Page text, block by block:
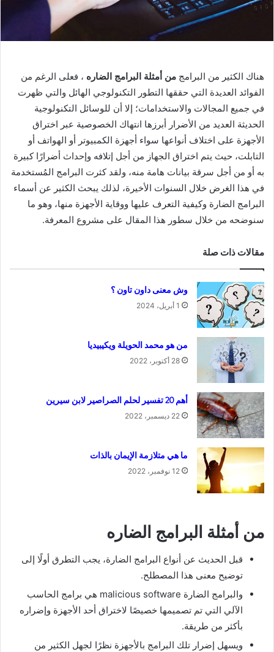
هناك الكثير من البرامج من أمثلة البرامج الضاره ، فعلى الرغم من
الفوائد العديدة التي حققها التطور التكنولوجي الهائل والتي ظهرت
في جميع المجالات والاستخدامات؛ إلا أن للوسائل التكنولوجية
الحديثة العديد من الأضرار أبرزها انتهاك الخصوصية عبر اختراق
الأجهزة على اختلاف أنواعها سواء أجهزة الكمبيوتر أو الهواتف أو
التابلت، حيث يتم اختراق الجهاز من أجل إتلافه وإحداث أضرارًا كبيرة
به أو من أجل سرقة بيانات هامة منه، ولقد كثرت البرامج المُستخدمة
في هذا الغرض خلال السنوات الأخيرة، لذلك يبحث الكثير عن أسماء
البرامج الضارة وكيفية التعرف عليها ووقاية الأجهزة منها، وهو ما
سنوضحه من خلال سطور هذا المقال على مشروع المعرفة.
مقالات ذات صلة
وش معنى داون تاون ؟
1 أبريل، 2024
من هو محمد الحويلة ويكيبيديا
28 أكتوبر، 2022
أهم 20 تفسير لحلم الصراصير لابن سيرين
22 ديسمبر، 2022
ما هي متلازمة الإيمان بالذات
12 نوفمبر، 2022
من أمثلة البرامج الضاره
قبل الحديث عن أنواع البرامج الضارة، يجب التطرق أولًا إلى
توضيح معنى هذا المصطلح.
والبرامج الضارة malicious software هي برامج الحاسب
الآلي التي تم تصميمها خصيصًا لاختراق أحد الأجهزة وإضراره
بأكثر من طريقة.
ويسهل إضرار تلك البرامج بالأجهزة نظرًا لجهل الكثير من